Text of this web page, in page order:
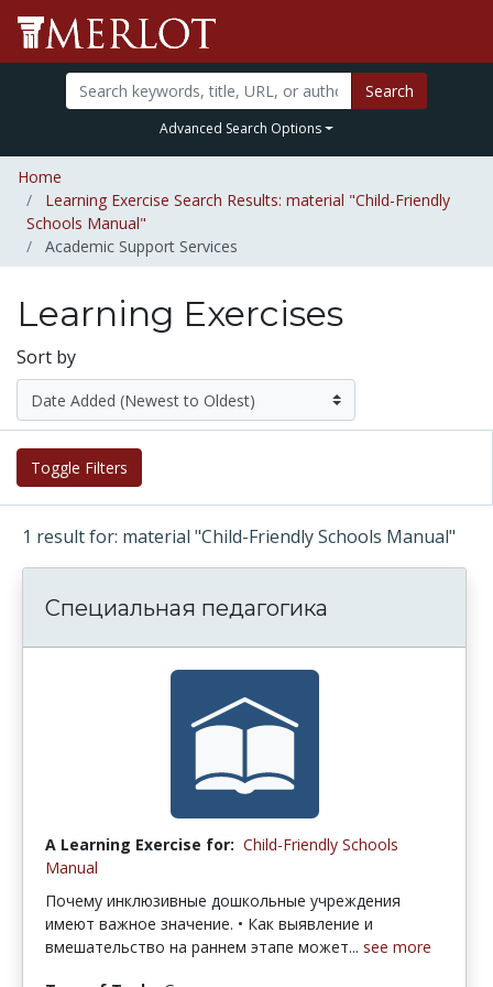
Search
Advanced Search Options
Home
Learning Exercise Search Results: material "Child-Friendly
Schools Manual"
Academic Support Services
Learning Exercises
Sort by
Toggle Filters
1 result for: material "Child-Friendly Schools Manual"
Специальная педагогика
A Learning Exercise for: Child-Friendly Schools
Manual
Почему инклюзивные дошкольные учреждения
имеют важное значение. • Как выявление и
вмешательство на раннем этапе может... see more